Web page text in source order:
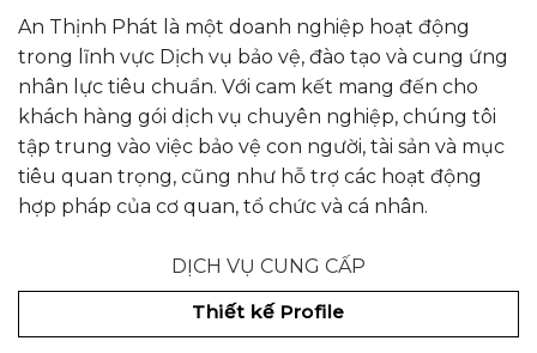
An Thịnh Phát là một doanh nghiệp hoạt động
trong lĩnh vực Dịch vụ bảo vệ, đào tạo và cung ứng
nhân lực tiêu chuẩn. Với cam kết mang đến cho
khách hàng gói dịch vụ chuyên nghiệp, chúng tôi
tập trung vào việc bảo vệ con người, tài sản và mục
tiêu quan trọng, cũng như hỗ trợ các hoạt động
hợp pháp của cơ quan, tổ chức và cá nhân.
DỊCH VỤ CUNG CẤP
Thiết kế Profile